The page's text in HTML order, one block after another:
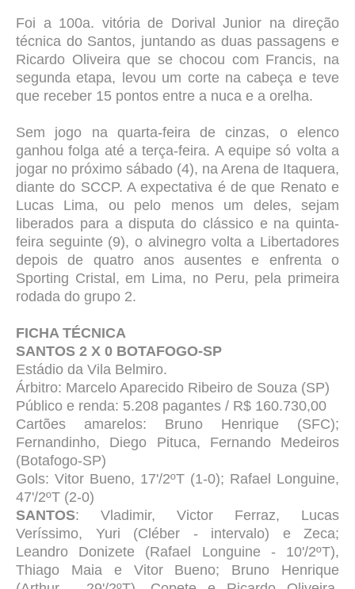
Foi a 100a. vitória de Dorival Junior na direção
técnica do Santos, juntando as duas passagens e
Ricardo Oliveira que se chocou com Francis, na
segunda etapa, levou um corte na cabeça e teve
que receber 15 pontos entre a nuca e a orelha.
Sem jogo na quarta-feira de cinzas, o elenco
ganhou folga até a terça-feira. A equipe só volta a
jogar no próximo sábado (4), na Arena de Itaquera,
diante do SCCP. A expectativa é de que Renato e
Lucas Lima, ou pelo menos um deles, sejam
liberados para a disputa do clássico e na quinta-
feira seguinte (9), o alvinegro volta a Libertadores
depois de quatro anos ausentes e enfrenta o
Sporting Cristal, em Lima, no Peru, pela primeira
rodada do grupo 2.
FICHA TÉCNICA
SANTOS 2 X 0 BOTAFOGO-SP
Estádio da Vila Belmiro.
Árbitro: Marcelo Aparecido Ribeiro de Souza (SP)
Público e renda: 5.208 pagantes / R$ 160.730,00
Cartões amarelos: Bruno Henrique (SFC);
Fernandinho, Diego Pituca, Fernando Medeiros
(Botafogo-SP)
Gols: Vitor Bueno, 17'/2ºT (1-0); Rafael Longuine,
47'/2ºT (2-0)
SANTOS: Vladimir, Victor Ferraz, Lucas
Veríssimo, Yuri (Cléber - intervalo) e Zeca;
Leandro Donizete (Rafael Longuine - 10'/2ºT),
Thiago Maia e Vitor Bueno; Bruno Henrique